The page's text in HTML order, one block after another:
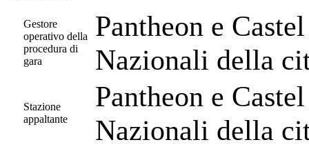
Gestore
operativo della
procedura di
gara
Pantheon e
Nazionali della
Stazione
appaltante
Pantheon e
Nazionali della